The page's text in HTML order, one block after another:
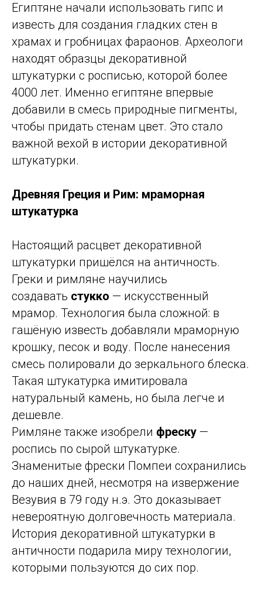
Египтяне начали использовать гипс и
известь для создания гладких стен в
храмах и гробницах фараонов. Археологи
находят образцы декоративной
штукатурки с росписью, которой более
4000 лет. Именно египтяне впервые
добавили в смесь природные пигменты,
чтобы придать стенам цвет. Это стало
важной вехой в истории декоративной
штукатурки.
Древняя Греция и Рим: мраморная
штукатурка
Настоящий расцвет декоративной
штукатурки пришёлся на античность.
Греки и римляне научились
создавать стукко — искусственный
мрамор. Технология была сложной: в
гашёную известь добавляли мраморную
крошку, песок и воду. После нанесения
смесь полировали до зеркального блеска.
Такая штукатурка имитировала
натуральный камень, но была легче и
дешевле.
Римляне также изобрели фреску —
роспись по сырой штукатурке.
Знаменитые фрески Помпеи сохранились
до наших дней, несмотря на извержение
Везувия в 79 году н.э. Это доказывает
невероятную долговечность материала.
История декоративной штукатурки в
античности подарила миру технологии,
которыми пользуются до сих пор.